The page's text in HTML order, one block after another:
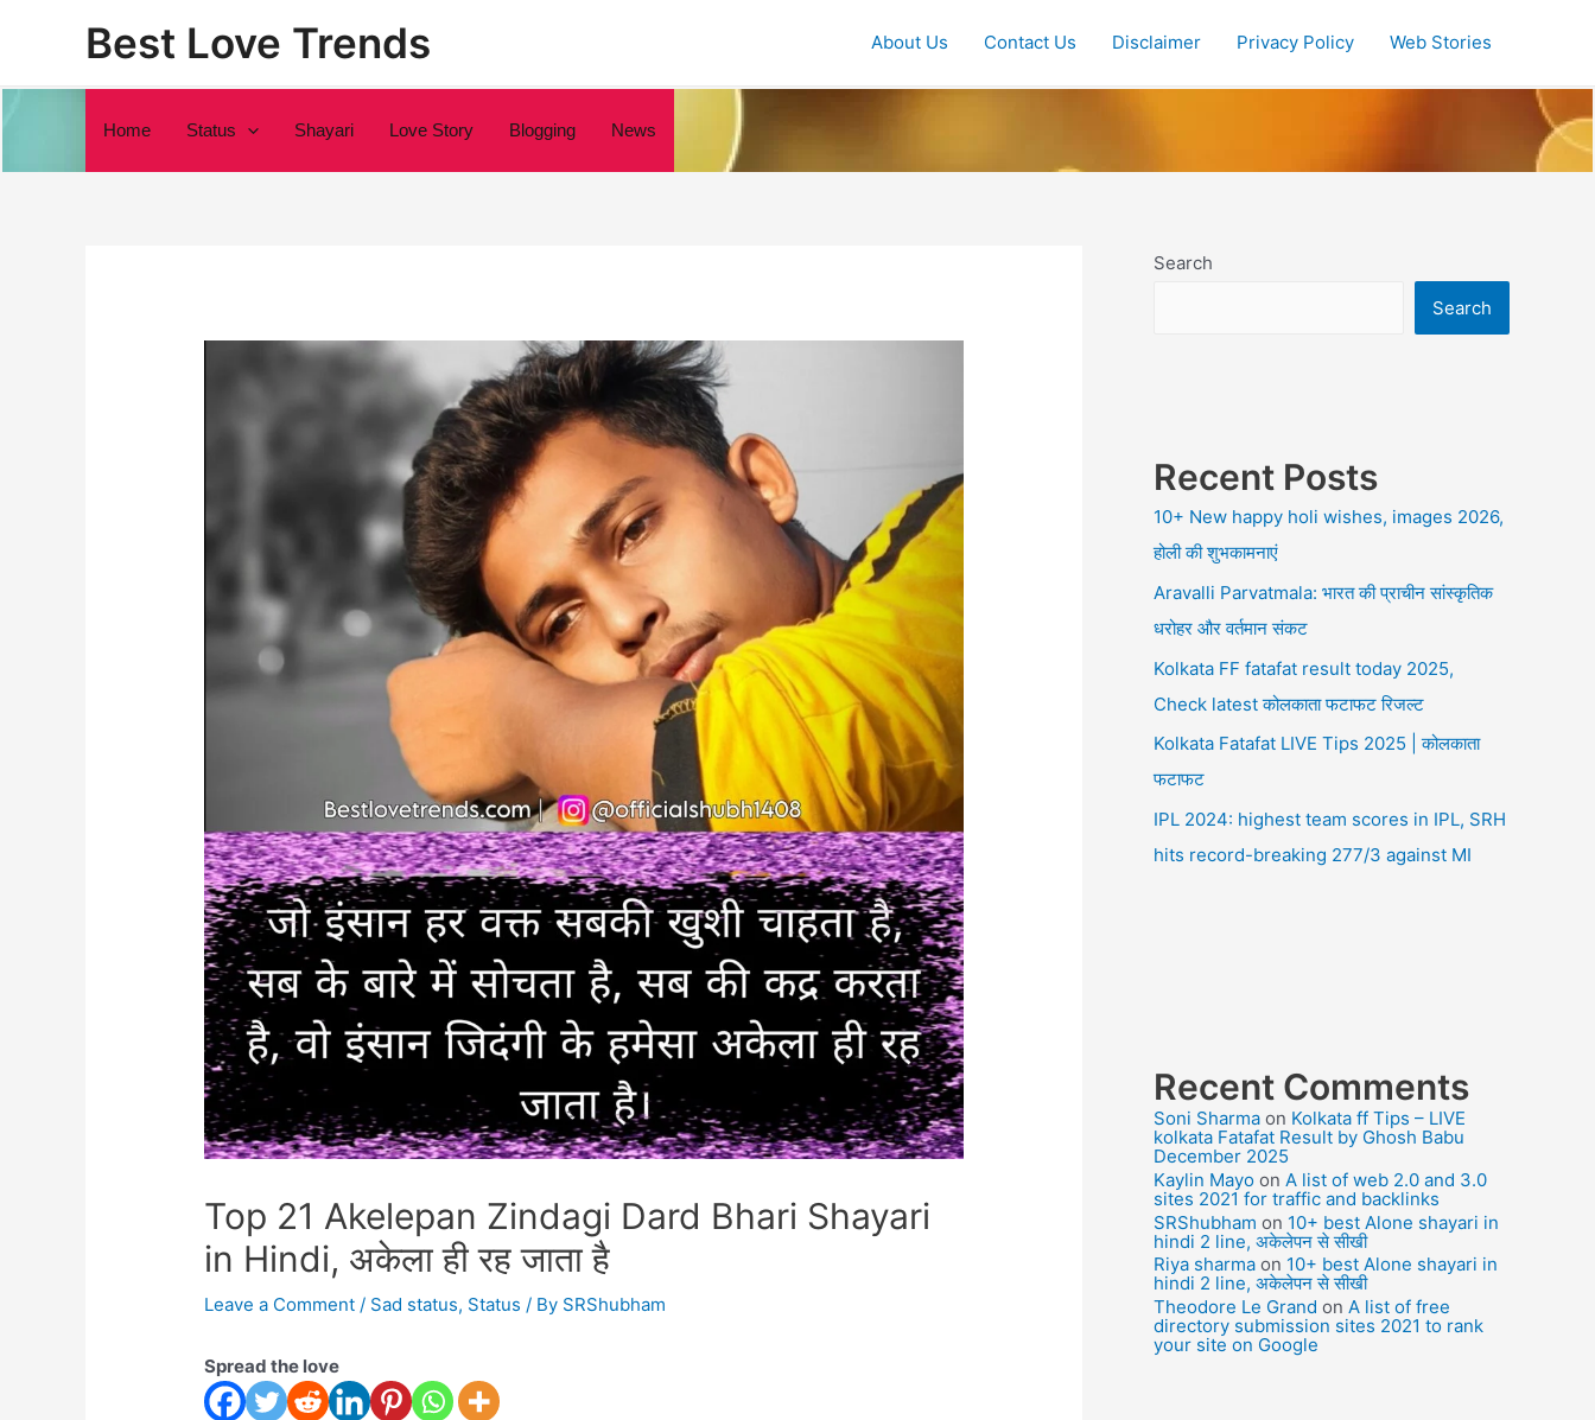
Best Love Trends About Us Contact Us Disclaimer Privacy Policy Web Stories
Home Status Shayari Love Story Blogging News
Top 21 Akelepan Zindagi Dard Bhari Shayari
in Hindi, अकेला ही रह जाता है
Leave a Comment / Sad status, Status / By SRShubham
Spread the love
Search
Search
Recent Posts
10+ New happy holi wishes, images 2026,
होली की शुभकामनाएं
Aravalli Parvatmala: भारत की प्राचीन सांस्कृतिक
धरोहर और वर्तमान संकट
Kolkata FF fatafat result today 2025,
Check latest कोलकाता फटाफट रिजल्ट
Kolkata Fatafat LIVE Tips 2025 | कोलकाता
फटाफट
IPL 2024: highest team scores in IPL, SRH
hits record-breaking 277/3 against MI
Recent Comments
Soni Sharma on Kolkata ff Tips – LIVE
kolkata Fatafat Result by Ghosh Babu
December 2025
Kaylin Mayo on A list of web 2.0 and 3.0
sites 2021 for traffic and backlinks
SRShubham on 10+ best Alone shayari in
hindi 2 line, अकेलेपन से सीखी
Riya sharma on 10+ best Alone shayari in
hindi 2 line, अकेलेपन से सीखी
Theodore Le Grand on A list of free
directory submission sites 2021 to rank
your site on Google